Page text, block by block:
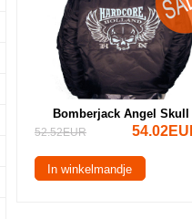
Bomberjack Angel Skull
52.52EUR
In winkelmandje